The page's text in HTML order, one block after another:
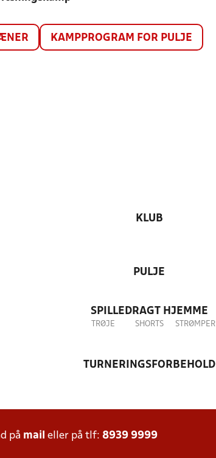
KAMPPROGRAM FOR PULJE
KLUB
PULJE
SPILLEDRAGT HJEMME
TRØJE SHORTS STRØMPER
TURNERINGSFORBEHOLD
på mail eller på tlf: 8939 9999